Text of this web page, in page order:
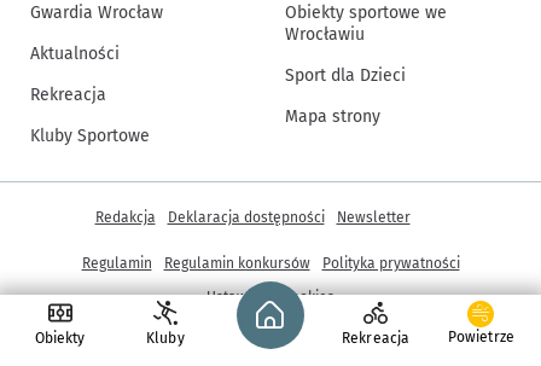
Obiekty Kluby
Strona główna - wroclaw.pl
Rekreacja Powietrze
Gwardia Wrocław
Aktualności
Rekreacja
Kluby Sportowe
Obiekty sportowe we
Wrocławiu
Sport dla Dzieci
Mapa strony
© Copyright 2005-2026, ARAW S.A., Gmina Wrocław
Inne informacje
Redakcja Deklaracja dostępności Newsletter
Regulamin Regulamin konkursów
Polityka prywatności
Ustawienia cookies